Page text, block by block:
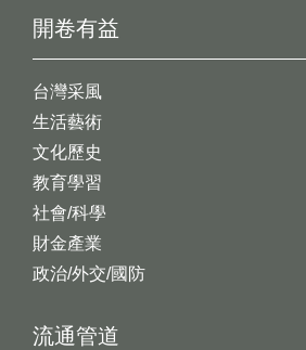
開卷有益
台灣采風
生活藝術
文化歷史
教育學習
社會/科學
財金產業
政治/外交/國防
流通管道